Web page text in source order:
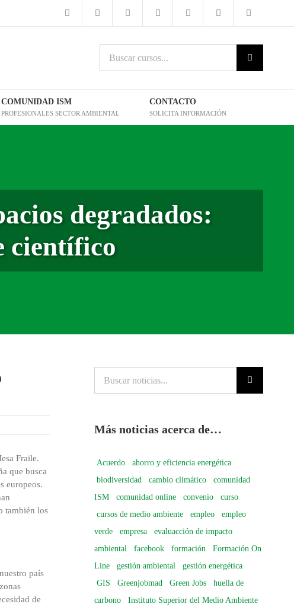
cursos:
COMUNIDAD ISM
PROFESIONALES SECTOR AMBIENTAL
CONTACTO
SOLICITA INFORMACIÓN
degradados:
científico
Fraile.
que busca
europeos.
también los
país
de
noticias...
Más noticias acerca de…
Acuerdo
ahorro y eficiencia energética
biodiversidad
cambio climático
comunidad
ISM
comunidad online convenio
curso
cursos de medio ambiente
empleo
empleo
verde
empresa
evaluacción de impacto
ambiental
facebook formación
Formación On
Line
gestión ambiental
gestión energética
GIS
Greenjobmad Green Jobs
huella de
carbono
Instituto Superior del Medio Ambiente